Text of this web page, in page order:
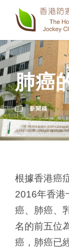
肺癌
新聞稿
根據香港癌
2016年香港
癌、肺癌、
名的前五位
癌，肺癌已